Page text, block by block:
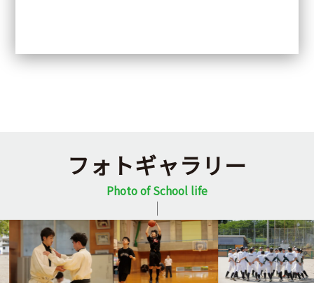
フォトギャラリー
Photo of School life